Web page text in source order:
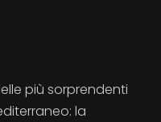
più sorprendenti
la